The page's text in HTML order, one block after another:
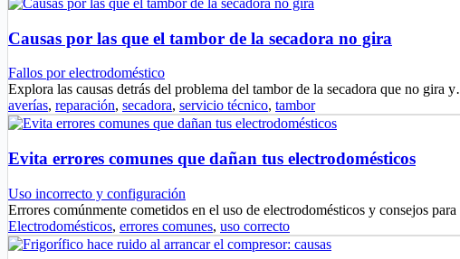
Causas por las que el tambor de la secadora no gira
Fallos por electrodoméstico
Explora las causas detrás del problema del tambor de la secadora que no gira
averías, reparación, secadora, servicio técnico, tambor
Evita errores comunes que dañan tus electrodomésticos
Uso incorrecto y configuración
Errores comúnmente cometidos en el uso de electrodomésticos y consejos
Electrodomésticos, errores comunes, uso correcto